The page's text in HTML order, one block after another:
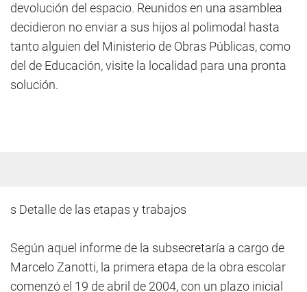
devolución del espacio. Reunidos en una asamblea
decidieron no enviar a sus hijos al polimodal hasta
tanto alguien del Ministerio de Obras Públicas, como
del de Educación, visite la localidad para una pronta
solución.
s Detalle de las etapas y trabajos
Según aquel informe de la subsecretaría a cargo de
Marcelo Zanotti, la primera etapa de la obra escolar
comenzó el 19 de abril de 2004, con un plazo inicial